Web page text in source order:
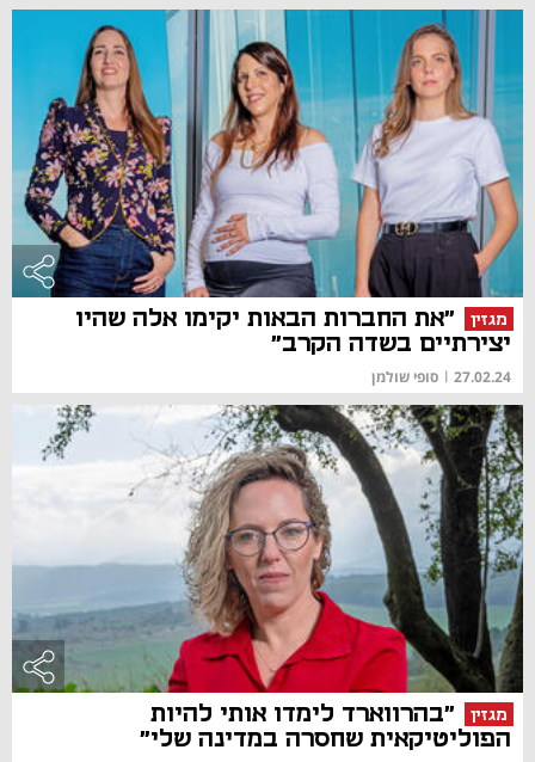
מגזין
"את החברות הבאות יקימו אלה שהיו
יצירתיים בשדה הקרב"
27.02.24
| סופי שולמן
מגזין
"בהרווארד לימדו אותי להיות
הפוליטיקאית שחסרה במדינה שלי"